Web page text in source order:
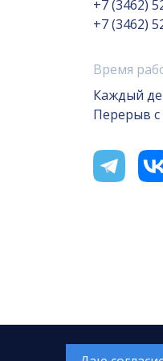
+7 (3462)
+7 (3462)
Время
Каждый
Перерыв с
Обслуживание